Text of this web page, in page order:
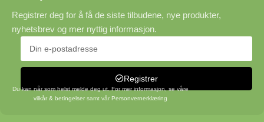
Registrer deg for å få de siste tilbudene, nye produkter,
nyhetsbrev og mer nyttig informasjon.
Registrer
Du kan når som helst melde deg ut. For mer informasjon, se våre
vilkår & betingelsersamt vår Personvernerklæring